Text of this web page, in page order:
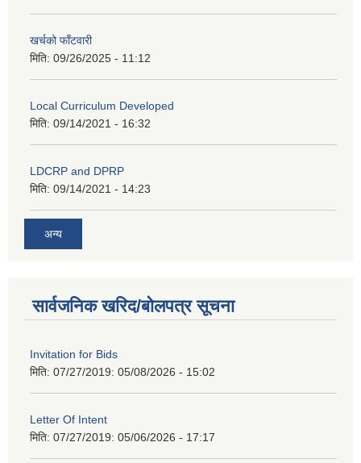
खर्चको फाँटवारी
मिति: 09/26/2025 - 11:12
Local Curriculum Developed
मिति: 09/14/2021 - 16:32
LDCRP and DPRP
मिति: 09/14/2021 - 14:23
अन्य
सार्वजनिक खरिद/बोलपत्र सूचना
Invitation for Bids
मिति: 07/27/2019: 05/08/2026 - 15:02
Letter Of Intent
मिति: 07/27/2019: 05/06/2026 - 17:17